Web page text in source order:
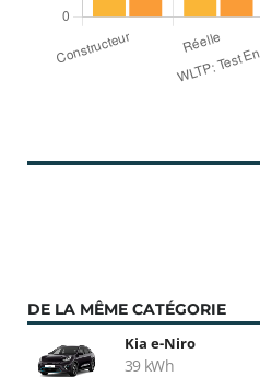
DE LA MÊME CATÉGORIE
Kia e-Niro
39 kWh